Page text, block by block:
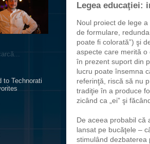
Legea educaţiei:
Noul proiect de lege
de formulare,
poate fi colorată”) şi
aspecte care merită
în prezent suport din
lucru poate însemna
referinţă, riscă să nu
tradiţie în a produce
zicând ca „ei” şi
De aceea probabil că
lansat pe bucăţele –
stimulând dezbaterea